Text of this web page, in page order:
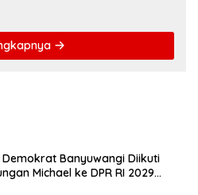
Banyuwangi Diikuti
Michael ke DPR RI 2029